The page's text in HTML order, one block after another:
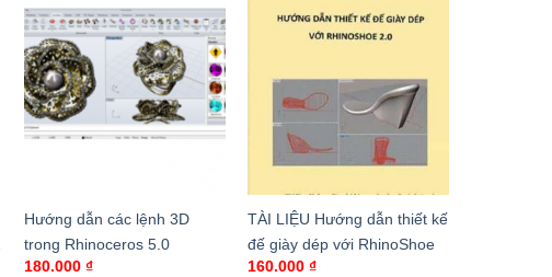
Hướng dẫn các lệnh 3D
trong Rhinoceros 5.0
180.000 ₫
TÀI LIỆU Hướng dẫn thiết kế
đế giày dép với RhinoShoe
160.000 ₫